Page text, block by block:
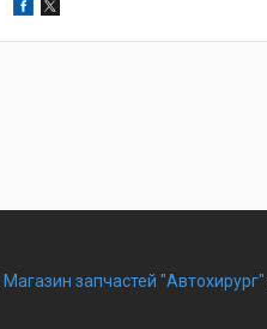
Магазин запчастей "Автохирург"